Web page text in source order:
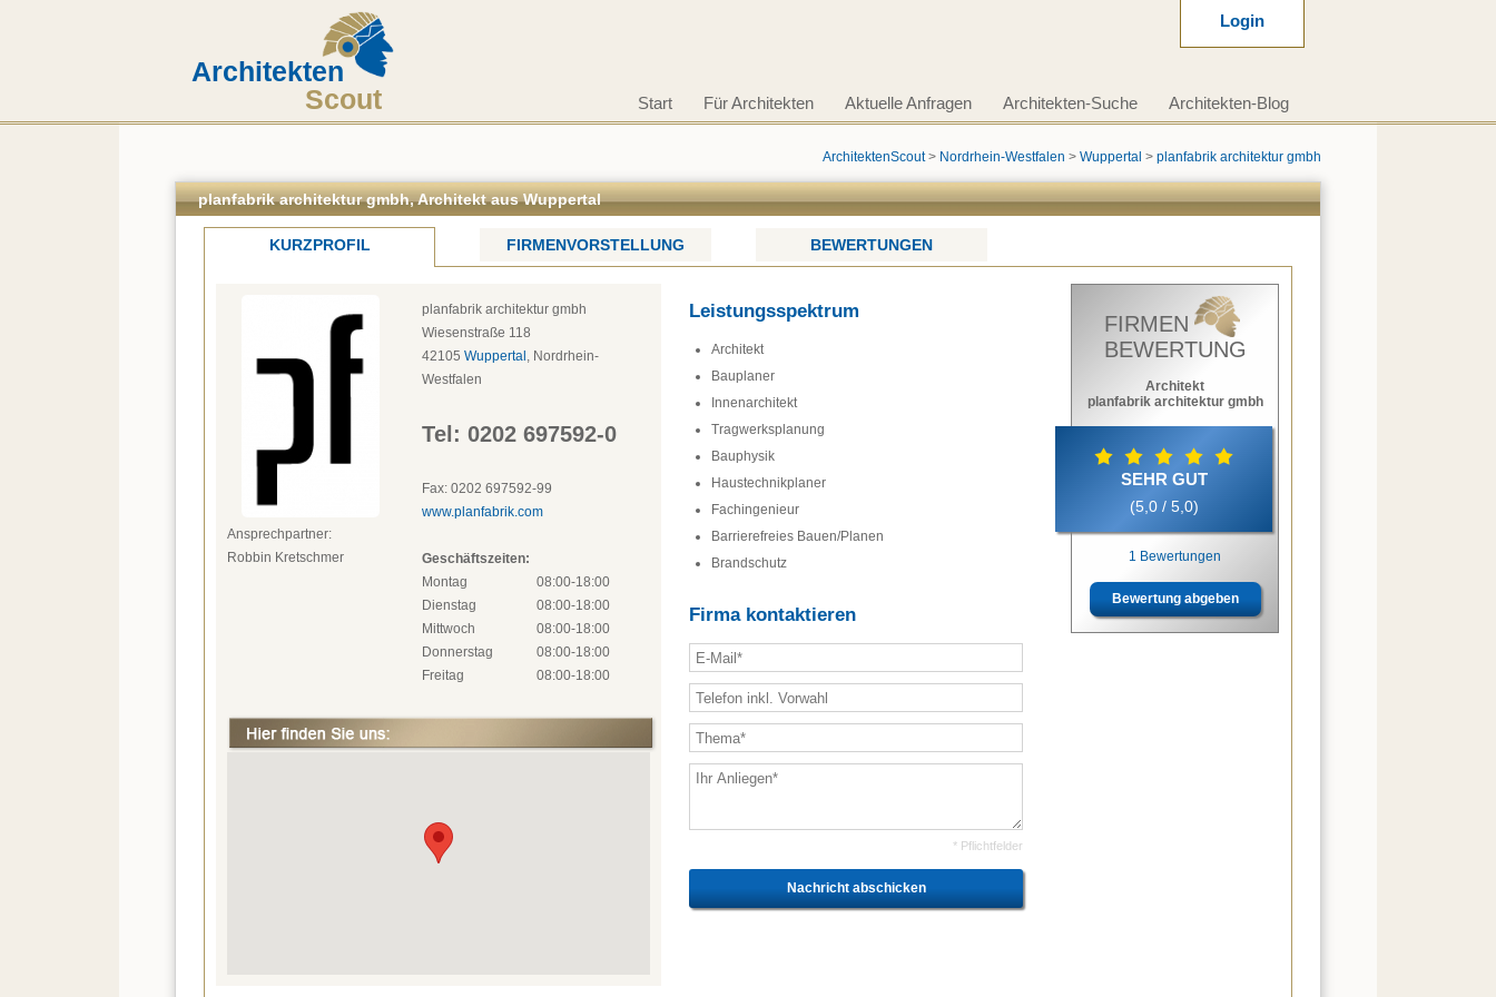
Architekten
Scout
Start Für Architekten Aktuelle Anfragen Architekten-Suche Architekten-Blog
Login
ArchitektenScout> Nordrhein-Westfalen > Wuppertal > planfabrik architektur gmbh
planfabrik architektur gmbh, Architekt aus Wuppertal
KURZPROFIL FIRMENVORSTELLUNG BEWERTUNGEN
Ansprechpartner:
Robbin Kretschmer
planfabrik architektur gmbh
Wiesenstraße 118
42105 Wuppertal , Nordrhein-
Westfalen
Tel: 0202 697592-0
Fax: 0202 697592-99
www.planfabrik.com
Geschäftszeiten:
Montag
08:00-18:00
Dienstag
08:00-18:00
Mittwoch
08:00-18:00
Donnerstag
08:00-18:00
Freitag
08:00-18:00
Leistungsspektrum
Architekt
Bauplaner
Innenarchitekt
Tragwerksplanung
Bauphysik
Haustechnikplaner
Fachingenieur
Barrierefreies Bauen/Planen
Brandschutz
Firma kontaktieren
* Pflichtfelder
FIRMEN
BEWERTUNG
Architekt
planfabrik architektur gmbh
SEHR GUT
(5,0 / 5,0)
1 Bewertungen
Bewertung abgeben